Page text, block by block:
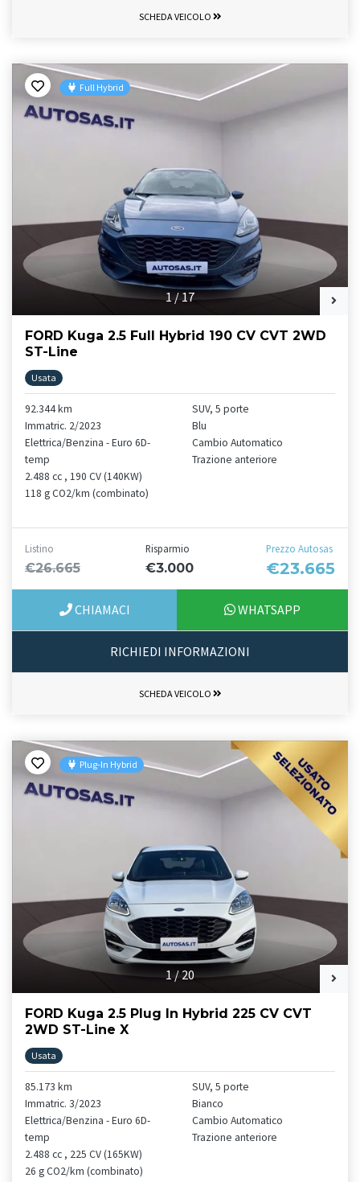
SCHEDA VEICOLO
1/17
Full Hybrid
FORD Kuga 2.5 Full Hybrid 190 CV CVT 2WD
ST-Line
Usata
92.344 km
Immatric. 2/2023
Elettrica/Benzina - Euro 6D-
temp
2.488 cc , 190 CV (140KW)
118 g CO2/km (combinato)
SUV, 5 porte
Blu
Cambio Automatico
Trazione anteriore
Listino
€26.665
Risparmio
€3.000
Prezzo Autosas
€23.665
CHIAMACI WHATSAPP
RICHIEDI INFORMAZIONI
SCHEDA VEICOLO
1/20
Plug-In Hybrid
FORD Kuga 2.5 Plug In Hybrid 225 CV CVT
2WD ST-Line X
Usata
85.173 km
Immatric. 3/2023
Elettrica/Benzina - Euro 6D-
temp
2.488 cc , 225 CV (165KW)
26 g CO2/km (combinato)
SUV, 5 porte
Bianco
Cambio Automatico
Trazione anteriore